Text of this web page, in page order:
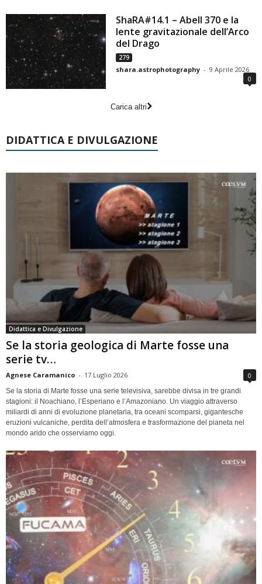
ShaRA#14.1 – Abell 370 e la
lente gravitazionale dell’Arco
del Drago
279
shara.astrophotography - 9 Aprile 2026
0
Carica altri
DIDATTICA E DIVULGAZIONE
Didattica e Divulgazione
Se la storia geologica di Marte fosse una
serie tv…
Agnese Caramanico - 17 Luglio 2026 0
Se la storia di Marte fosse una serie televisiva, sarebbe divisa in tre grandi
stagioni: il Noachiano, l’Esperiano e l’Amazoniano. Un viaggio attraverso
miliardi di anni di evoluzione planetaria, tra oceani scomparsi, gigantesche
eruzioni vulcaniche, perdita dell’atmosfera e trasformazione del pianeta nel
mondo arido che osserviamo oggi.